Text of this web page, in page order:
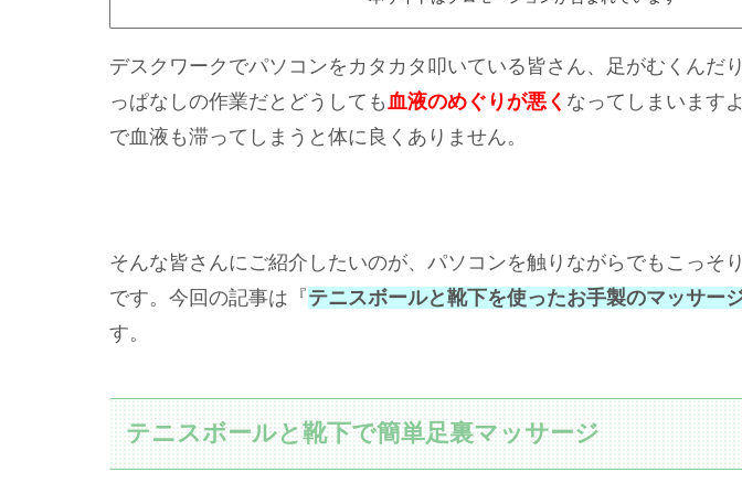
デスクワークでパソコンをカタカタ叩いている皆さん、足がむくんだ
っぱなしの作業だとどうしても 血液のめぐりが悪く なってしまいます
で血液も滞ってしまうと体に良くありません。
そんな皆さんにご紹介したいのが、パソコンを触りながらでもこっそ
です。今回の記事は『テニスボールと靴下を使ったお手製のマッサー
す。
テニスボールと靴下で簡単足裏マッサージ